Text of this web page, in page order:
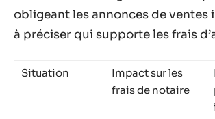
obligeant les annonces de ventes
à préciser qui supporte les frais
Situation
Impact sur les
frais de notaire